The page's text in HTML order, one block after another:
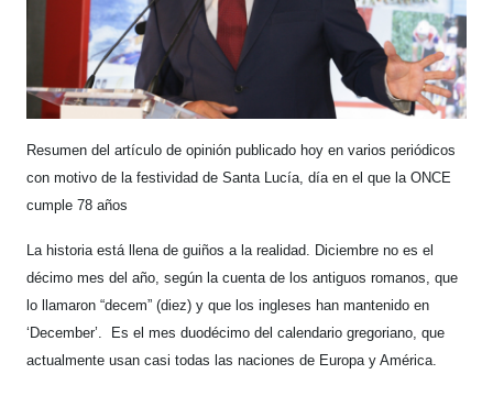
Resumen del artículo de opinión publicado hoy en varios periódicos
con motivo de la festividad de Santa Lucía, día en el que la ONCE
cumple 78 años
La historia está llena de guiños a la realidad. Diciembre no es el
décimo mes del año, según la cuenta de los antiguos romanos, que
lo llamaron “decem” (diez) y que los ingleses han mantenido en
‘December’. Es el mes duodécimo del calendario gregoriano, que
actualmente usan casi todas las naciones de Europa y América.